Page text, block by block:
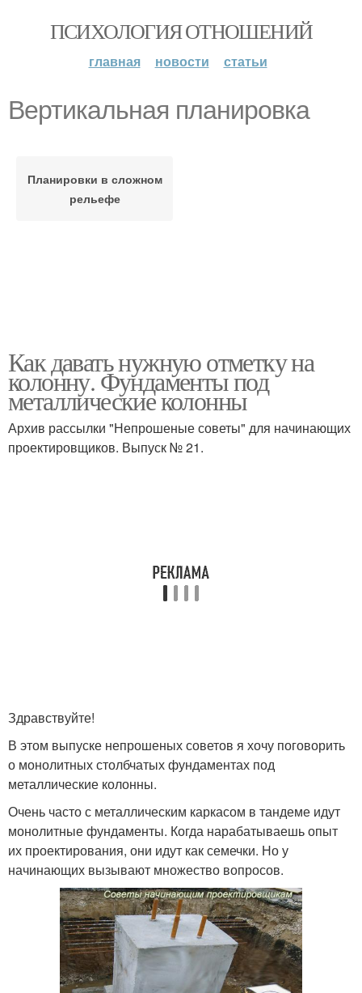
ПСИХОЛОГИЯ ОТНОШЕНИЙ
главная новости статьи
Вертикальная планировка
Планировки в сложном
рельефе
Как давать нужную отметку на
колонну. Фундаменты под
металлические колонны
Архив рассылки "Непрошеные советы" для начинающих
проектировщиков. Выпуск № 21.
Здравствуйте!
В этом выпуске непрошеных советов я хочу поговорить
о монолитных столбчатых фундаментах под
металлические колонны.
Очень часто с металлическим каркасом в тандеме идут
монолитные фундаменты. Когда нарабатываешь опыт
их проектирования, они идут как семечки. Но у
начинающих вызывают множество вопросов.